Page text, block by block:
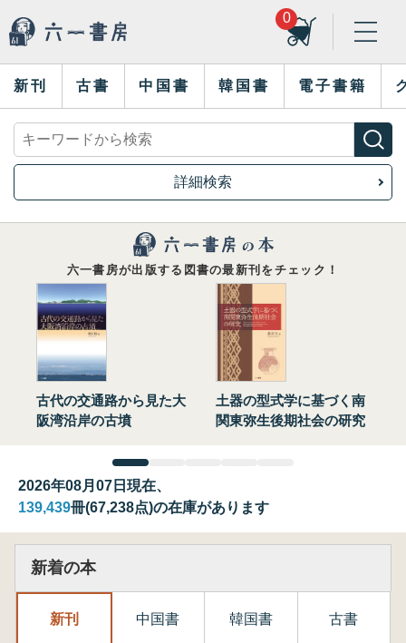
0
新刊 古書 中国書 韓国書 電子書籍
詳細検索
六一書房が出版する図書の最新刊をチェック！
古代の交通路から見た大
阪湾沿岸の古墳
土器の型式学に基づく南
関東弥生後期社会の研究
2026年08月07日現在、
139,439冊(67,238点)の在庫があります
新着の本
新刊 中国書 韓国書 古書